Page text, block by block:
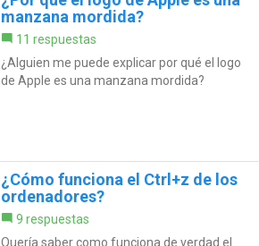
manzana mordida?
11 respuestas
¿Alguien me puede explicar por qué el logo
de Apple es una manzana mordida?
¿Cómo funciona el Ctrl+z de los
ordenadores?
9 respuestas
Quería saber como funciona de verdad el